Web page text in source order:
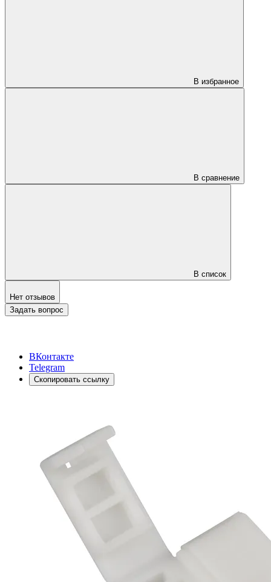
В избранное
В сравнение
В список
Нет отзывов
Задать вопрос
ВКонтакте
Telegram
Скопировать ссылку